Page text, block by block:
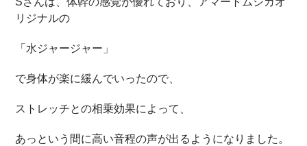
リジナルの
「水ジャージャー」
で身体が楽に緩んでいったので、
ストレッチとの相乗効果によって、
あっという間に高い音程の声が出るようになりました。